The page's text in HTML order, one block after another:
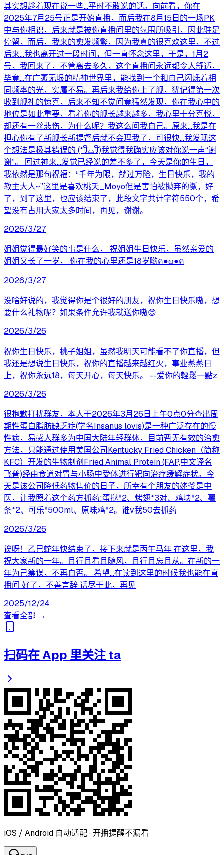
其实想趁着现在说一些…平时不敢说的话。向前看，你在
2025年7月25号正是开始直播，而后我在8月15日的一场PK
中与你相识，后来就是被你直播间里的氛围所吸引，因此驻足
停留，而后，我来的愈发频繁，因为我真的很喜欢这里，不过
后来…我也离开过一段时间，但一直怀念这里，于是，1月2
号，我回来了，不管离去多久，这个直播间永远都令人舒适，
毕竟…在广袤无垠的精神世界里，能找到一个和自己闪烁着相
同频率的光，实属不易。再后来我给你上了舰，犹记得第一次
收到舰礼的惊喜，后来不知不觉间竟猛然发现，你在我心中的
地位是如此重要，看着你的舰长越来越多，我心里十分喜悦，
却还有一丝悲伤，为什么呢？我这么问我自己。原来…我是在
担心你有了新舰长新提督后就不会理我了，可很快…我发现这
个想法是极其错误的 (*꒦ິ⌓꒦ີ)我觉得我确实应该对你说一声“谢
谢”。 回过神来…发觉已经说的差不多了，今天是你的生日，
我依然是那句祝福：“千年为限，觥过万险，生日快乐，我的
教主大人~”这里是喜欢桃夭_Moyo但是害怕被抛弃的魙，好
了，到了这里，也应该结束了，此段文字共计字符550个，希
望没有占用大家太多时间，再见，谢谢。
2026/3/27
姐姐觉得最好笑的事是什么， 祝姐姐生日快乐，虽然亲爱的
姐姐又长了一岁， 你在我的心里还是18岁哟ฅ●ω●ฅ
2026/3/27
没啥好说的，我觉得你是个很好的朋友，祝你生日快乐嗷，想
要什么礼物呢？如果条件允许我就送你嗷😊
2026/3/26
祝你生日快乐，桃子姐姐，虽然我明天可能看不了你直播，但
我还是想说生日快乐，祝你的直播越来越红火，事业蒸蒸日
上，祝你永远18，每天开心，每天快乐。 --爱你的輕鬆一點z
2026/3/26
很抱歉打扰群友，本人于2026年3月26日上午0点0分查出周
期性蛋白脂肪缺乏症(学名Insanus lovis)是一种广泛存在的慢
性病，易感人群多为中国大陆年轻群体，目前暂无有效的治愈
方法，只能通过使用美国公司Kentucky Fried Chicken（简称
KFC）开发的生物制剂Fried Animal Protein (FAP,中文译名
飞普)经由食道对胃与小肠中受体进行靶向治疗缓解症状。今
天是该公司降低药物售价的日子，所幸有个朋友的姥爷是中
医，让我照着这个药方抓药:蛋挞*2、烤翅*3对、鸡块*2、薯
条*2、可乐*500ml、原味鸡*2。谁v我50去抓药
2026/3/26
诶呀！乙巳蛇年快结束了，接下来就是丙午马年 在这里，我
祝大家新的一年。且行且看且随风，且行且忘且从。在新的一
年为己筹谋，不再自否。 希望…在读到这里的时候我也能在直
播间 好了，不善言辞 话尽于此，再见
2025/12/24
查看全部 →
扫码在 App 里关注 ta
iOS / Android 自动适配 · 开播提醒不漏看